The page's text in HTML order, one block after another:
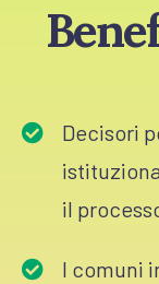
Decisori
il
I comuni